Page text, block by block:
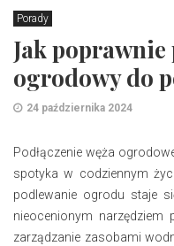
Porady
Jak poprawnie
ogrodowy do
24 października 2024
Podłączenie węża
spotyka w codziennym
podlewanie ogrodu staje
nieocenionym narzędziem
zarządzanie zasobami